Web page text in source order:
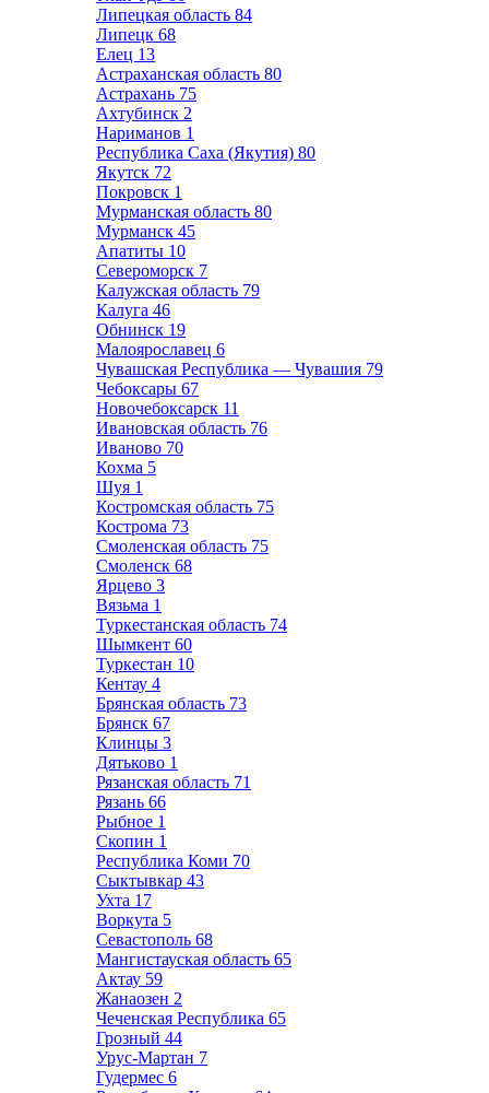
Липецкая область 84
Липецк 68
Елец 13
Астраханская область 80
Астрахань 75
Ахтубинск 2
Нариманов 1
Республика Саха (Якутия) 80
Якутск 72
Покровск 1
Мурманская область 80
Мурманск 45
Апатиты 10
Североморск 7
Калужская область 79
Калуга 46
Обнинск 19
Малоярославец 6
Чувашская Республика — Чувашия 79
Чебоксары 67
Новочебоксарск 11
Ивановская область 76
Иваново 70
Кохма 5
Шуя 1
Костромская область 75
Кострома 73
Смоленская область 75
Смоленск 68
Ярцево 3
Вязьма 1
Туркестанская область 74
Шымкент 60
Туркестан 10
Кентау 4
Брянская область 73
Брянск 67
Клинцы 3
Дятьково 1
Рязанская область 71
Рязань 66
Рыбное 1
Скопин 1
Республика Коми 70
Сыктывкар 43
Ухта 17
Воркута 5
Севастополь 68
Мангистауская область 65
Актау 59
Жанаозен 2
Чеченская Республика 65
Грозный 44
Урус-Мартан 7
Гудермес 6